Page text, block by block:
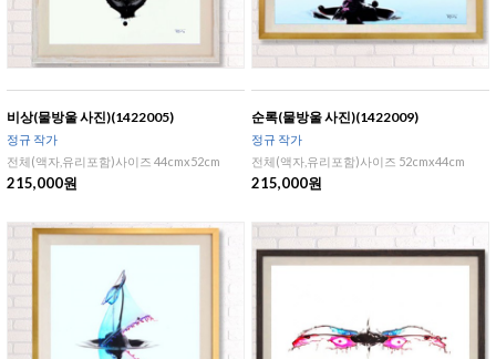
비상(물방울 사진)(1422005)
정규 작가
전체(액자,유리포함)사이즈 44cmx52cm
215,000원
순록(물방울 사진)(1422009)
정규 작가
전체(액자,유리포함)사이즈 52cmx44cm
215,000원